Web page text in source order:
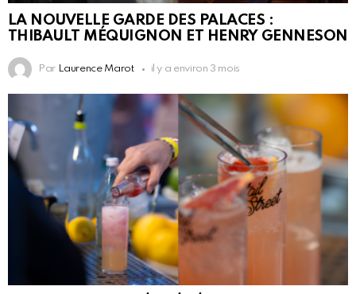
LA NOUVELLE GARDE DES PALACES :
THIBAULT MÉQUIGNON ET HENRY GENNESON
Par Laurence Marot il y a environ 3 mois